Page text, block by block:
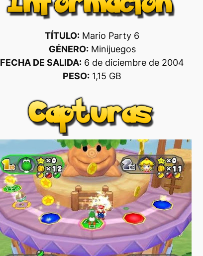
TÍTULO: Mario Party 6
GÉNERO:Minijuegos
FECHA DE SALIDA: 6 de diciembre de 2004
PESO: 1,15 GB